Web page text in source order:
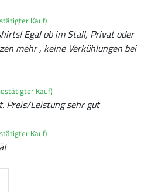
Kauf)
Egal ob im Stall, Privat oder
mehr , keine Verkühlungen bei
Kauf)
Preis/Leistung sehr gut
Kauf)